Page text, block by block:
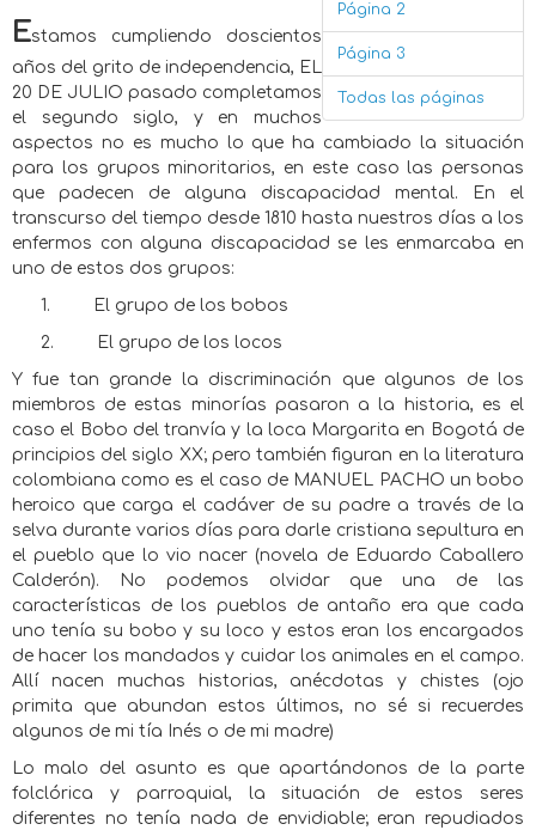
Página 2
Página 3
Todas las páginas
Estamos cumpliendo doscientos
años del grito de independencia, EL
20 DE JULIO pasado completamos
el segundo siglo, y en muchos
aspectos no es mucho lo que ha cambiado la situación
para los grupos minoritarios, en este caso las personas
que padecen de alguna discapacidad mental. En el
transcurso del tiempo desde 1810 hasta nuestros días a los
enfermos con alguna discapacidad se les enmarcaba en
uno de estos dos grupos:
1. El grupo de los bobos
2. El grupo de los locos
Y fue tan grande la discriminación que algunos de los
miembros de estas minorías pasaron a la historia, es el
caso el Bobo del tranvía y la loca Margarita en Bogotá de
principios del siglo XX; pero también figuran en la literatura
colombiana como es el caso de MANUEL PACHO un bobo
heroico que carga el cadáver de su padre a través de la
selva durante varios días para darle cristiana sepultura en
el pueblo que lo vio nacer (novela de Eduardo Caballero
Calderón). No podemos olvidar que una de las
características de los pueblos de antaño era que cada
uno tenía su bobo y su loco y estos eran los encargados
de hacer los mandados y cuidar los animales en el campo.
Allí nacen muchas historias, anécdotas y chistes (ojo
primita que abundan estos últimos, no sé si recuerdes
algunos de mi tía Inés o de mi madre)
Lo malo del asunto es que apartándonos de la parte
folclórica y parroquial, la situación de estos seres
diferentes no tenía nada de envidiable; eran repudiados